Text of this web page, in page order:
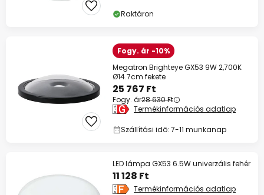
Raktáron
Fogy. ár -10%
Megatron Brighteye GX53 9W 2,700K
Ø14.7cm fekete
25 767 Ft
Fogy. ár28 630 Ft
Termékinformációs adatlap
Szállítási idő: 7-11 munkanap
LED lámpa GX53 6.5W univerzális fehér
11 128 Ft
Termékinformációs adatlap